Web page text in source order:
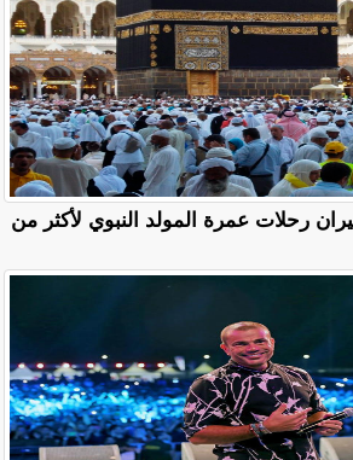
رحلات عمرة المولد النبوي لأكثر من